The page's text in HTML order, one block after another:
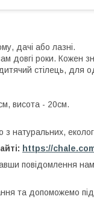
дачі або лазні.
довгі роки.
стілець,
висота - 20см.
натуральних,
https://
повідомлення
та допоможемо